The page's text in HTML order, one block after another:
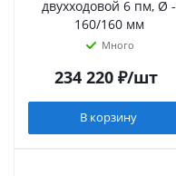
двухходовой 6 пм, Ø -
160/160 мм
Много
234 220₽/шт
В корзину